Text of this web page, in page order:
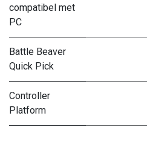
compatibel met
PC
Battle Beaver
Quick Pick
Controller
Platform